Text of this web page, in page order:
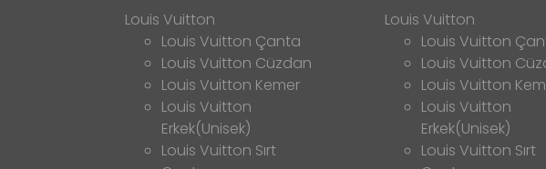
Louis Vuitton
Louis Vuitton Çanta
Louis Vuitton Cüzdan
Louis Vuitton Kemer
Louis Vuitton
Erkek(Unisek)
Louis Vuitton Sırt
Louis Vuitton
Louis Vuitton
Louis Vuitton
Louis Vuitton
Louis Vuitton
Erkek(Unisek)
Louis Vuitton Sırt